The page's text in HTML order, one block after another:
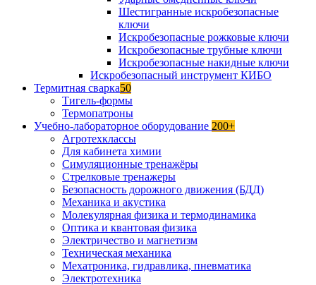
Шестигранные искробезопасные
ключи
Искробезопасные рожковые ключи
Искробезопасные трубные ключи
Искробезопасные накидные ключи
Искробезопасный инструмент КИБО
Термитная сварка50
Тигель-формы
Термопатроны
Учебно-лабораторное оборудование 200+
Агротехклассы
Для кабинета химии
Симуляционные тренажёры
Стрелковые тренажеры
Безопасность дорожного движения (БДД)
Механика и акустика
Молекулярная физика и термодинамика
Оптика и квантовая физика
Электричество и магнетизм
Техническая механика
Мехатроника, гидравлика, пневматика
Электротехника